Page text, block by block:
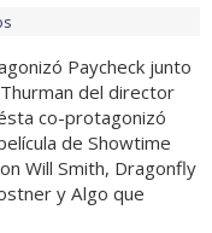
Paycheck junto
del director
co-protagonizó
de Showtime
Will Smith, Dragonfly
y Algo que